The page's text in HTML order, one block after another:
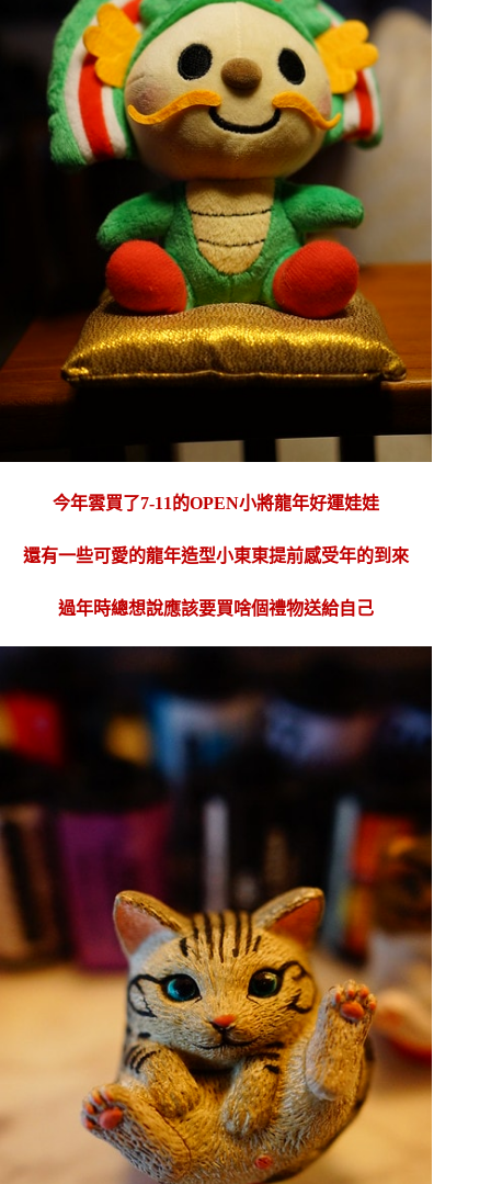
今年雲買了7-11的OPEN小將龍年好運娃娃
還有一些可愛的龍年造型小東東提前感受年的到來
過年時總想說應該要買啥個禮物送給自己